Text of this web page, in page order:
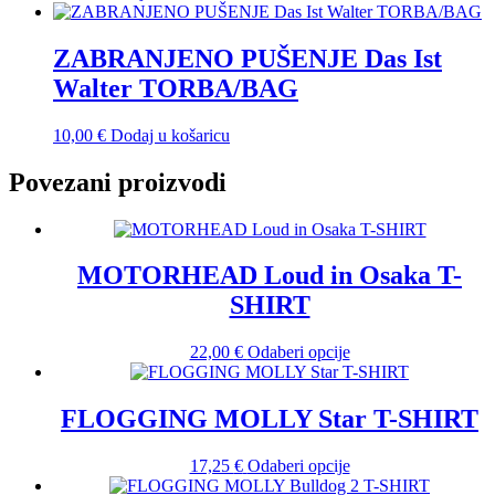
na
stranici
proizvoda
ZABRANJENO PUŠENJE Das Ist
Walter TORBA/BAG
10,00 € Dodaj u košaricu
Povezani proizvodi
MOTORHEAD Loud in Osaka T-
SHIRT
22,00 € Odaberi opcijeOvaj
proizvod
više
varijanti.
se
mogu
FLOGGING MOLLY Star T-SHIRT
17,25 € Odaberi opcijeOvaj
proizvod